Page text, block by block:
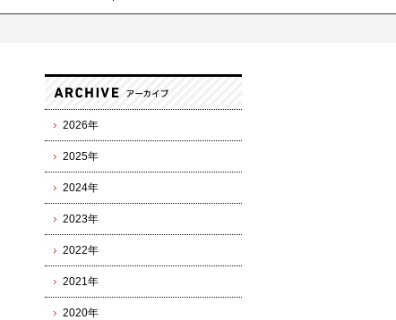
2026年
2025年
2024年
2023年
2022年
2021年
2020年